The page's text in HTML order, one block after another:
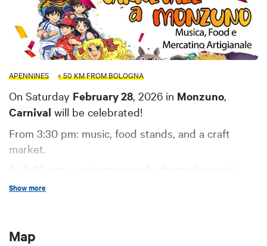
APENNINES < 50 KM FROM BOLOGNA
On Saturday February 28, 2026 in Monzuno,
Carnival will be celebrated!
From 3:30 pm: music, food stands, and a craft
market.
At 5:00 pm: a costume parade themed around
cartoons from the ’70s, ’80s, and ’90s.
Show more
Map